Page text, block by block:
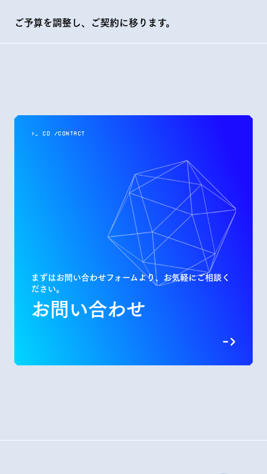
ご予算を調整し、ご契約に移ります。
>_ cd /contact
お問い合わせ
まずはお問い合わせフォームより、お気軽にご相談く
ださい。